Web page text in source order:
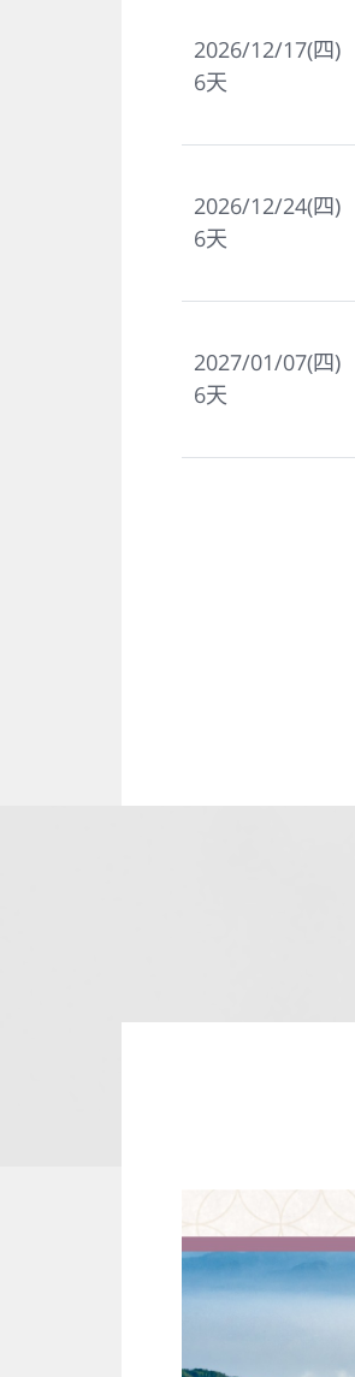
2026/12/17(四)
6天
2026/12/24(四)
6天
2027/01/07(四)
6天